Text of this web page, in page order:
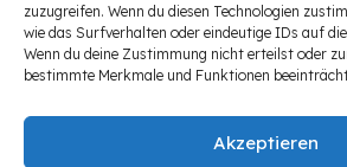
zuzugreifen. Wenn du diesen Technologien
wie das Surfverhalten oder eindeutige IDs auf
Wenn du deine Zustimmung nicht erteilst oder
bestimmte Merkmale und Funktionen
Akzeptieren